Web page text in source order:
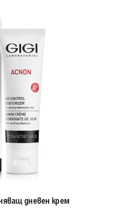
дневен крем